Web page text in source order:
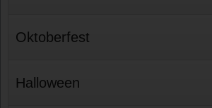
Oktoberfest
Halloween